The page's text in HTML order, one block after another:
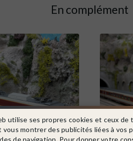
En complément
utilise ses propres cookies et ceux de
vous montrer des publicités liées à vos
de navigation. Pour donner votre